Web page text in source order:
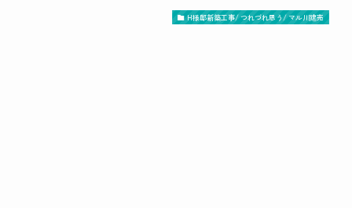
H様邸新築工事/ つれづれ思う/ マル川建売